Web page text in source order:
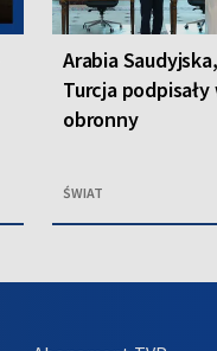
Arabia
Turcja
obronny
ŚWIAT